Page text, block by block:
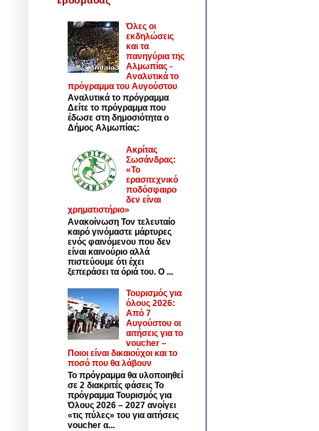
Όλες οι
εκδηλώσεις
και τα
πανηγύρια της
Αλμωπίας -
Αναλυτικά το
πρόγραμμα του Αυγούστου
Αναλυτικά το πρόγραμμα
Δείτε το πρόγραμμα που
έδωσε στη δημοσιότητα ο
Δήμος Αλμωπίας:
Ακρίτας
Σωσάνδρας:
«Το
ερασιτεχνικό
ποδόσφαιρο
δεν είναι
χρηματιστήριο»
Ανακοίνωση Τον τελευταίο
καιρό γινόμαστε μάρτυρες
ενός φαινόμενου που δεν
είναι καινούριο αλλά
πιστεύουμε ότι έχει
ξεπεράσει τα όριά του. Ο ...
Τουρισμός για
όλους 2026:
Από 7
Αυγούστου οι
αιτήσεις για το
voucher –
Ποιοι είναι δικαιούχοι και το
ποσό που θα λάβουν
Το πρόγραμμα θα υλοποιηθεί
σε 2 διακριτές φάσεις Το
πρόγραμμα Τουρισμός για
Όλους 2026 – 2027 ανοίγει
«τις πύλες» του για αιτήσεις
voucher α...